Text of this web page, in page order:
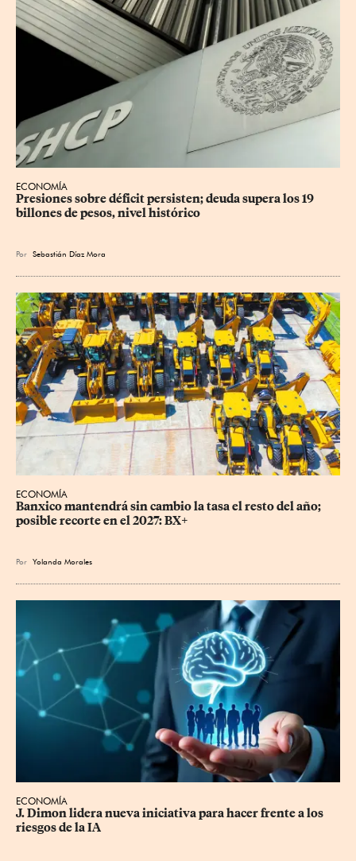
ECONOMÍA
Presiones sobre déficit persisten; deuda supera los 19
billones de pesos, nivel histórico
Por Sebastián Díaz Mora
ECONOMÍA
Banxico mantendrá sin cambio la tasa el resto del año;
posible recorte en el 2027: BX+
Por Yolanda Morales
ECONOMÍA
J. Dimon lidera nueva iniciativa para hacer frente a los
riesgos de la IA